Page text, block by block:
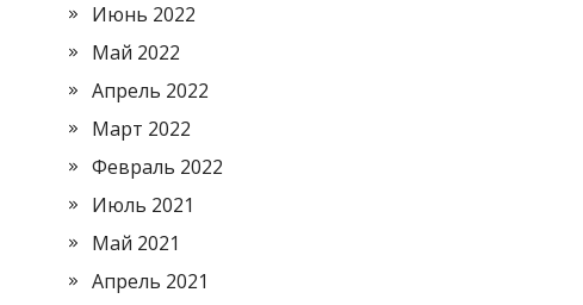
Июнь 2022
Май 2022
Апрель 2022
Март 2022
Февраль 2022
Июль 2021
Май 2021
Апрель 2021